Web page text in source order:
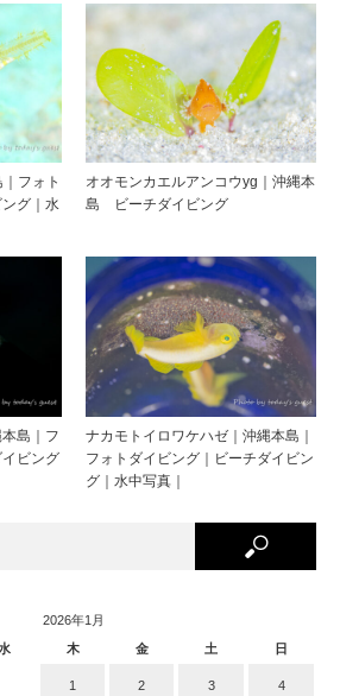
フォト
グ｜水
オオモンカエルアンコウyg｜沖縄本
島 ビーチダイビング
島｜フ
ビング
ナカモトイロワケハゼ｜沖縄本島｜
フォトダイビング｜ビーチダイビン
グ｜水中写真｜
2026年1月
木 金 土 日
1 2 3 4